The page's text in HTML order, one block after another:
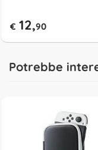
€ 12,90
Potrebbe